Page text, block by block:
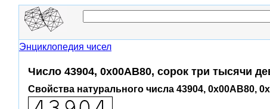
Энциклопедия чисел
Число 43904, 0x00AB80, сорок три тысячи
Свойства натурального числа 43904, 0x00AB80,